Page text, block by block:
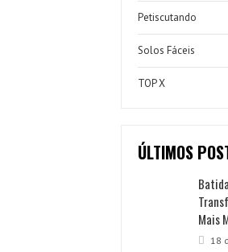
Petiscutando
Solos Fáceis
TOP X
ÚLTIMOS
Mais
18